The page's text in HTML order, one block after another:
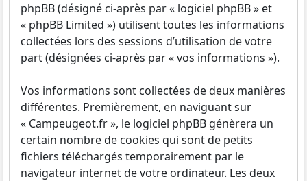
phpBB (désigné ci-après par « logiciel phpBB » et
« phpBB Limited ») utilisent toutes les informations
collectées lors des sessions d’utilisation de votre
part (désignées ci-après par « vos informations »).
Vos informations sont collectées de deux manières
différentes. Premièrement, en naviguant sur
« Campeugeot.fr », le logiciel phpBB génèrera un
certain nombre de cookies qui sont de petits
fichiers téléchargés temporairement par le
navigateur internet de votre ordinateur. Les deux